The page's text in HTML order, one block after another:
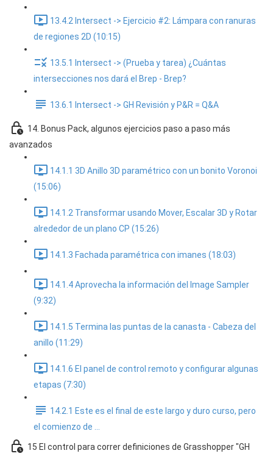
13.4.2 Intersect -> Ejercicio #2: Lámpara con ranuras
de regiones 2D (10:15)
13.5.1 Intersect -> (Prueba y tarea) ¿Cuántas
intersecciones nos dará el Brep - Brep?
13.6.1 Intersect -> GH Revisión y P&R = Q&A
14. Bonus Pack, algunos ejercicios paso a paso más
avanzados
14.1.1 3D Anillo 3D paramétrico con un bonito Voronoi
(15:06)
14.1.2 Transformar usando Mover, Escalar 3D y Rotar
alrededor de un plano CP (15:26)
14.1.3 Fachada paramétrica con imanes (18:03)
14.1.4 Aprovecha la información del Image Sampler
(9:32)
14.1.5 Termina las puntas de la canasta - Cabeza del
anillo (11:29)
14.1.6 El panel de control remoto y configurar algunas
etapas (7:30)
14.2.1 Este es el final de este largo y duro curso, pero
el comienzo de ...
15 El control para correr definiciones de Grasshopper "GH